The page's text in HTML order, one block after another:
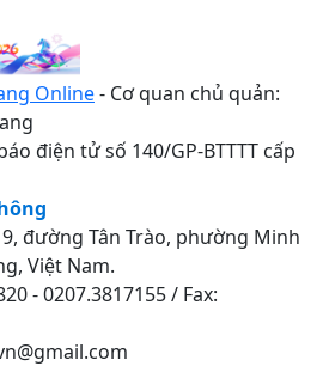
Online- Cơ quan chủ quản:
điện tử số 140/GP-BTTTT cấp
đường Tân Trào, phường Minh
Việt Nam.
- 0207.3817155 / Fax: